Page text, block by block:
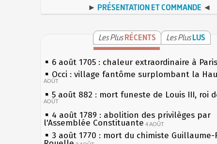
► PRÉSENTATION ET COMMANDE ◄
Les PlusRÉCENTS Les PlusLUS
6 août 1705 : chaleur extraordinaire à Paris
Occi : village fantôme surplombant la
AOÛT
5 août 882 : mort funeste de Louis III, roi
AOÛT
4 août 1789 : abolition des privilèges par
l'Assemblée Constituante 4 AOÛT
3 août 1770 : mort du chimiste Guillaume-